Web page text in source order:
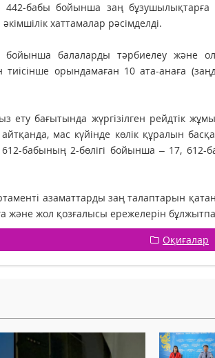
442-бабы бойынша заң
хаттамалар рәсімделді.
балаларды тәрбиелеу және
тиісінше орындамаған 10 ата-анаға
ету бағытында жүргізілген рейдтік
мас күйінде көлік құралын
бабының 2-бөлігі бойынша – 17, 612-
азаматтарды заң талаптарын
және жол қозғалысы ережелерін
Оқиғалар